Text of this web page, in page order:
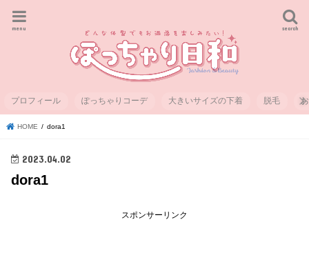
search
menu
プロフィール ぽっちゃりコーデ 大きいサイズの下着 脱毛
HOME dora1
2023.04.02
dora1
スポンサーリンク